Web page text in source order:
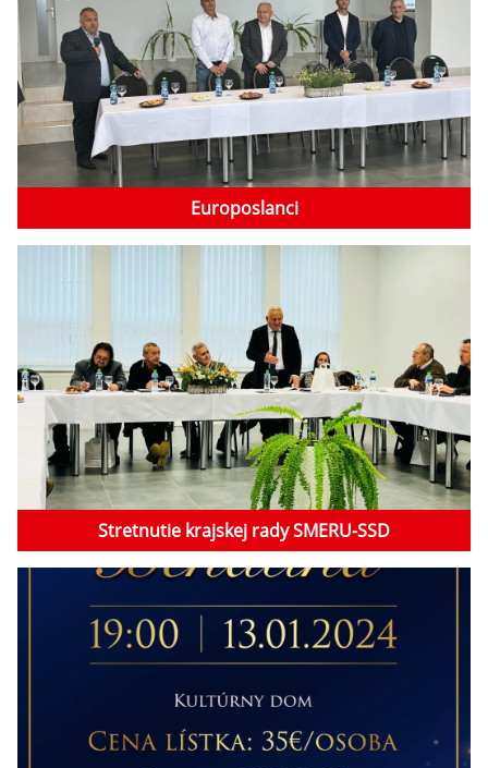
Europoslanci
Stretnutie krajskej rady SMERU-SSD